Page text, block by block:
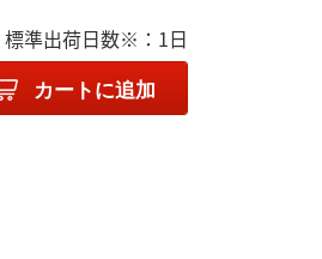
標準出荷日数※：1日
カートに追加